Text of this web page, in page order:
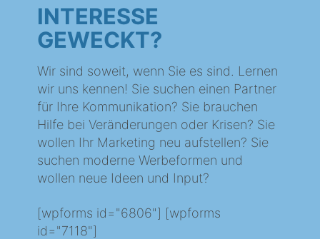
INTERESSE
GEWECKT?
Wir sind soweit, wenn Sie es sind. Lernen
wir uns kennen! Sie suchen einen Partner
für Ihre Kommunikation? Sie brauchen
Hilfe bei Veränderungen oder Krisen? Sie
wollen Ihr Marketing neu aufstellen? Sie
suchen moderne Werbeformen und
wollen neue Ideen und Input?
[wpforms id="6806"] [wpforms
id="7118"]